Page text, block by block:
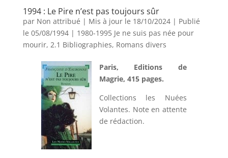
1994 : Le Pire n’est pas toujours sûr
par Non attribué | Mis à jour le 18/10/2024 | Publié
le 05/08/1994| 1980-1995 Je ne suis pas née pour
mourir, 2.1 Bibliographies, Romans divers
Paris, Editions de
Magrie, 415 pages.
Collections les Nuées
Volantes. Note en attente
de rédaction.